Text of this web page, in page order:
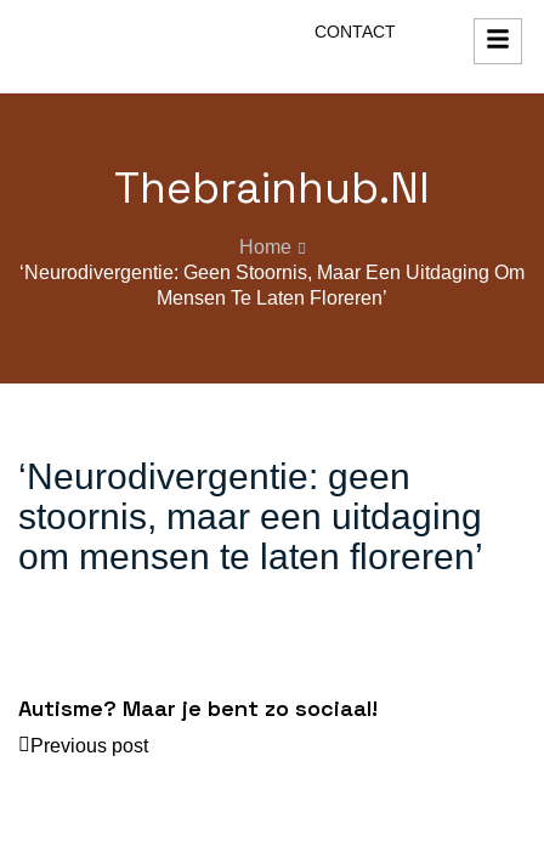
CONTACT
Thebrainhub.nl
Home
‘Neurodivergentie: Geen Stoornis, Maar Een Uitdaging Om
Mensen Te Laten Floreren’
‘Neurodivergentie: geen
stoornis, maar een uitdaging
om mensen te laten floreren’
Autisme? Maar je bent zo sociaal!
Previous post